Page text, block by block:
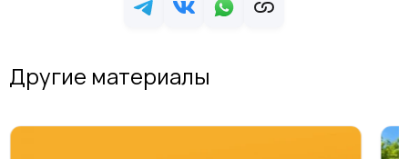
Другие материалы